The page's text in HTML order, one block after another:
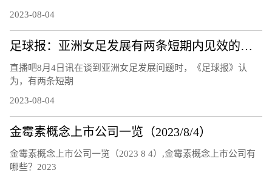
2023-08-04
足球报：亚洲女足发展有两条短期内见效的道路，留洋和归化
直播吧8月4日讯在谈到亚洲女足发展问题时，《足球报》认
为，有两条短期
2023-08-04
金霉素概念上市公司一览（2023/8/4）
金霉素概念上市公司一览（2023 8 4）,金霉素概念上市公司有
哪些？2023